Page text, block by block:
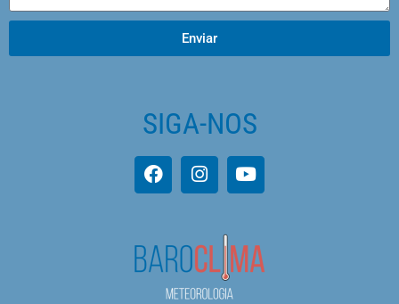
Enviar
SIGA-NOS